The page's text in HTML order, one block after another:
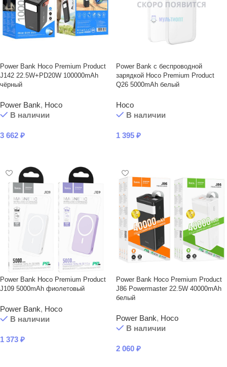
Power Bank Hoco Premium Product
J142 22.5W+PD20W 100000mAh
чёрный
Power Bank, Hoco
В наличии
3 662 ₽
Power Bank с беcпроводной
зарядкой Hoco Premium Product
Q26 5000mAh белый
Hoco
В наличии
1 395 ₽
Power Bank Hoco Premium Product
J109 5000mAh фиолетовый
Power Bank, Hoco
В наличии
1 373 ₽
Power Bank Hoco Premium Product
J86 Powermaster 22.5W 40000mAh
белый
Power Bank, Hoco
В наличии
2 060 ₽